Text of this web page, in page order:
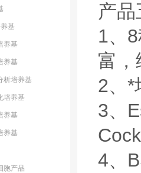
基
养基
养基
析培养基
培养基
养基
养基
胞产品
产
1、
富，
2、*
3、
4、